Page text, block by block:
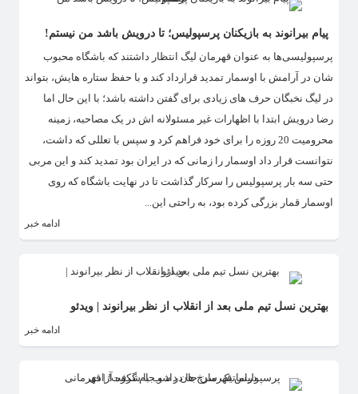
پیام بیرانوند به بازیکنان پرسپولیس؛ تا درویش باشد من نیستم!
پرسپولیسی‌ها به عنوان قهرمان لیگ انتظار داشتند که باشگاه محبوب
شان در آرامش با اوسمار تمدید قرارداد کند و با حفظ ستاره هایش، بتواند
در لیگ نخبگان حرف های زیادی برای گفتن داشته باشد؛ با این حال اما
رضا درویش ابتدا با اظهارات غیر مسئولانه اش در یک مصاحبه، زمینه
محرومیت 20 روزه را برای خود فراهم کرد و سپس با تعللی که داشت،
نتوانست قرار داد اوسمار را زمانی که در ایران بود تمدید کند و این مربی
حتی سه بار پرسپولیس را سرکار گذاشت تا در نهایت باشگاه که روی
اوسمار قمار بزرگی کرده بود، به راحتی این...
ادامه خبر
بهترین نسل تیم ملی بعد از انقلاب از نظر بیرانوند | ویدئو
ادامه خبر